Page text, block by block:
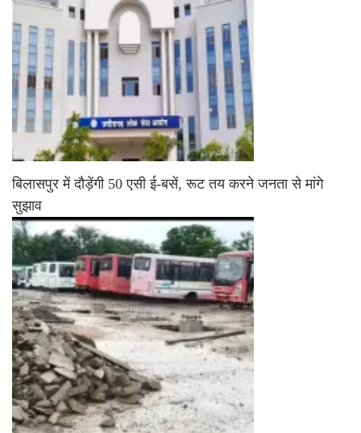
बिलासपुर में दौड़ेंगी 50 एसी ई-बसें, रूट तय करने जनता से मांगे
सुझाव